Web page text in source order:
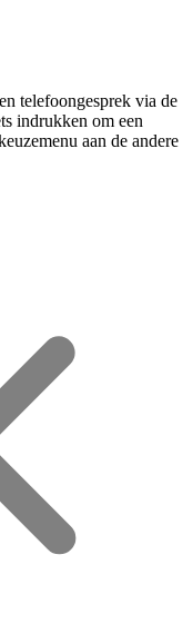
telefoongesprek via de
indrukken om een
aan de andere